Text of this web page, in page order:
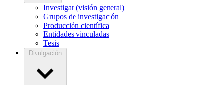
Investigar (visión general)
Grupos de investigación
Producción científica
Entidades vinculadas
Tesis
Divulgación